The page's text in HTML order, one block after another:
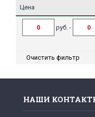
Цена
руб. -
Очистить фильтр
НАШИ